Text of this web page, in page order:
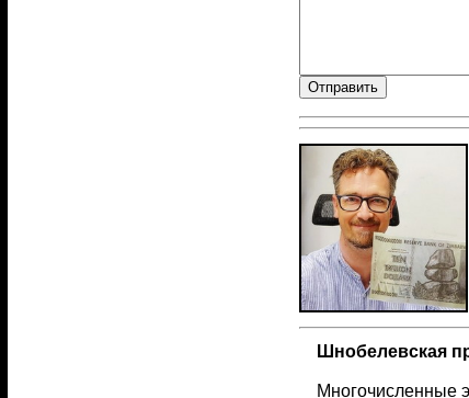
Шнобелевская
Многочисленные